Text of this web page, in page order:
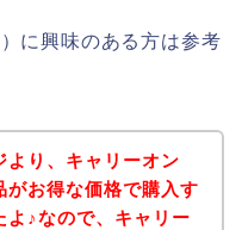
に興味のある方は参考
より、キャリーオン
がお得な価格で購入す
よ♪なので、キャリー